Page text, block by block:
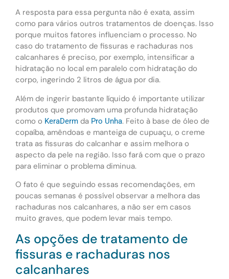
A resposta para essa pergunta não é exata, assim
como para vários outros tratamentos de doenças. Isso
porque muitos fatores influenciam o processo. No
caso do tratamento de fissuras e rachaduras nos
calcanhares é preciso, por exemplo, intensificar a
hidratação no local em paralelo com hidratação do
corpo, ingerindo 2 litros de água por dia.
Além de ingerir bastante líquido é importante utilizar
produtos que promovam uma profunda hidratação
como o KeraDerm da Pro Unha. Feito à base de óleo de
copaíba, amêndoas e manteiga de cupuaçu, o creme
trata as fissuras do calcanhar e assim melhora o
aspecto da pele na região. Isso fará com que o prazo
para eliminar o problema diminua.
O fato é que seguindo essas recomendações, em
poucas semanas é possível observar a melhora das
rachaduras nos calcanhares, a não ser em casos
muito graves, que podem levar mais tempo.
As opções de tratamento de
fissuras e rachaduras nos
calcanhares